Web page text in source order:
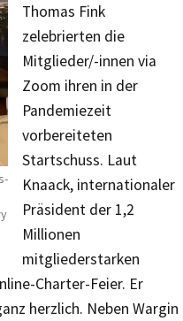
Thomas Fink
zelebrierten die
Mitglieder/-innen via
Zoom ihren in der
Pandemiezeit
vorbereiteten
Startschuss. Laut
Knaack, internationaler
Präsident der 1,2
Millionen
mitgliederstarken
Charter-Feier. Er
herzlich. Neben Wargin